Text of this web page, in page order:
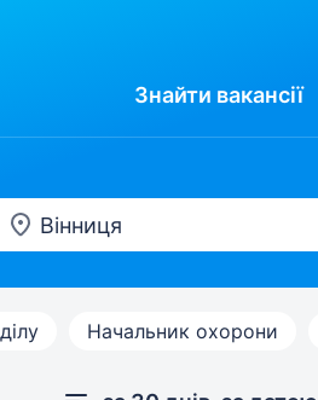
Знайти вакансії
Начальник охорони